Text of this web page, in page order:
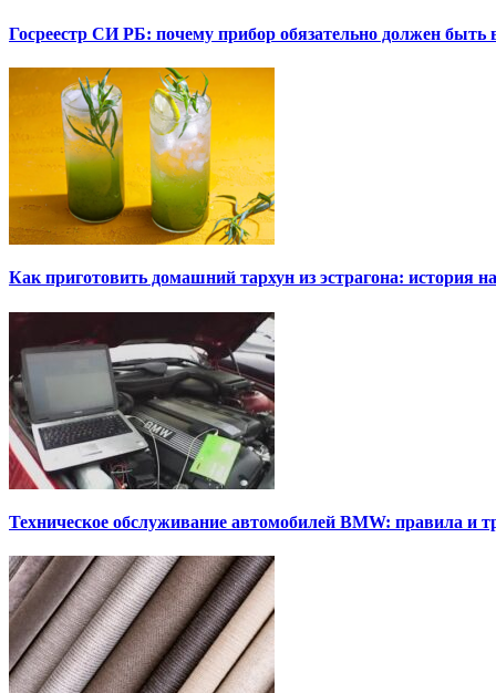
Госреестр СИ РБ: почему прибор обязательно должен быть
Как приготовить домашний тархун из эстрагона: история
Техническое обслуживание автомобилей BMW: правила и